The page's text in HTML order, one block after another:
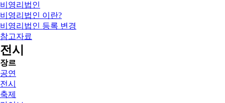
비영리법인
비영리법인 이란?
비영리법인 등록 변경
참고자료
전시
장르
공연
전시
축제